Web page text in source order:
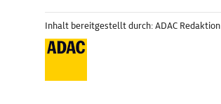
Inhalt bereitgestellt durch: ADAC Redaktion